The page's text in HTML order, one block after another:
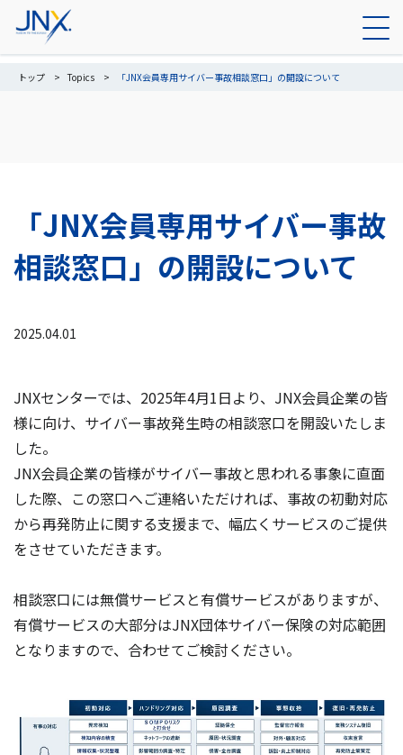
トップ Topics 「JNX会員専用サイバー事故相談窓口」の開設について
「JNX会員専用サイバー事故
相談窓口」の開設について
2025.04.01
JNXセンターでは、2025年4月1日より、JNX会員企業の皆
様に向け、サイバー事故発生時の相談窓口を開設いたしま
した。
JNX会員企業の皆様がサイバー事故と思われる事象に直面
した際、この窓口へご連絡いただければ、事故の初動対応
から再発防止に関する支援まで、幅広くサービスのご提供
をさせていただきます。
相談窓口には無償サービスと有償サービスがありますが、
有償サービスの大部分はJNX団体サイバー保険の対応範囲
となりますので、合わせてご検討ください。